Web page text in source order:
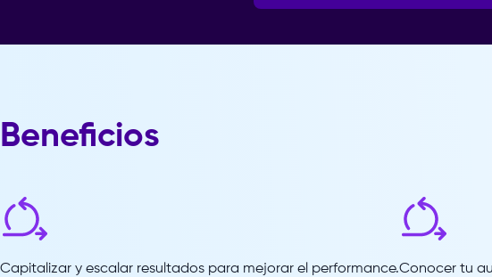
Beneficios
Capitalizar y escalar resultados para mejorar el performance.Conocer tu